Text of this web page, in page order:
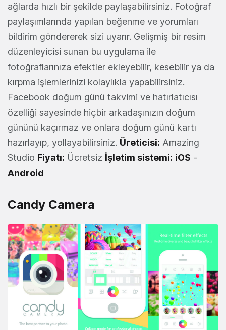
ağlarda hızlı bir şekilde paylaşabilirsiniz. Fotoğraf
paylaşımlarında yapılan beğenme ve yorumları
bildirim göndererek sizi uyarır. Gelişmiş bir resim
düzenleyicisi sunan bu uygulama ile
fotoğraflarınıza efektler ekleyebilir, kesebilir ya da
kırpma işlemlerinizi kolaylıkla yapabilirsiniz.
Facebook doğum günü takvimi ve hatırlatıcısı
özelliği sayesinde hiçbir arkadaşınızın doğum
gününü kaçırmaz ve onlara doğum günü kartı
hazırlayıp, yollayabilirsiniz. Üreticisi: Amazing
Studio Fiyatı: Ücretsiz İşletim sistemi: iOS -
Android
Candy Camera